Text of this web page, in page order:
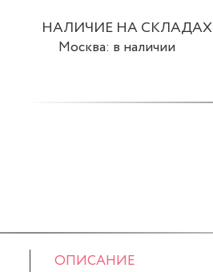
НАЛИЧИЕ НА СКЛАДАХ
Москва: в наличии
ОПИСАНИЕ